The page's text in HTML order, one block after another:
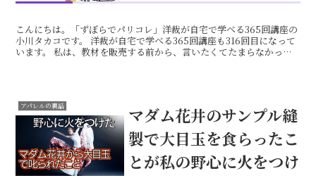
こんにちは。「ずぼらでパリコレ」洋裁が自宅で学べる365回講座の
小川タカコです。 洋裁が自宅で学べる365回講座も316回目になって
います。 私は、教材を販売する前から、言いたくてたまらなかった
アパレルの裏話
マダム花井のサンプル縫
製で大目玉を食らったこ
とが私の野心に火をつけ